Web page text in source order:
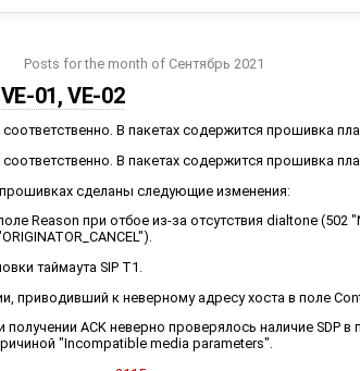
Posts for the month of Сентябрь 2021
01, VE-02
В пакетах содержится прошивка
В пакетах содержится прошивка
сделаны следующие изменения:
Reason при отбое из-за отсутствия dialtone
таймаута SIP T1.
приводивший к неверному адресу хоста в поле
ACK неверно проверялось наличие SDP
"Incompatible media parameters".